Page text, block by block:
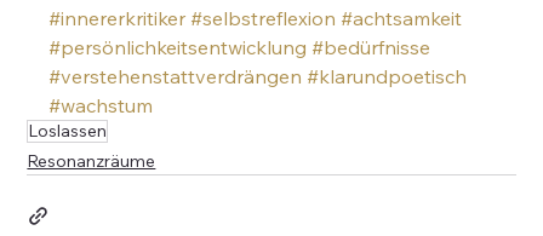
#innererkritiker #selbstreflexion #achtsamkeit
#persönlichkeitsentwicklung #bedürfnisse
#verstehenstattverdrängen #klarundpoetisch
#wachstum
Loslassen
Resonanzräume